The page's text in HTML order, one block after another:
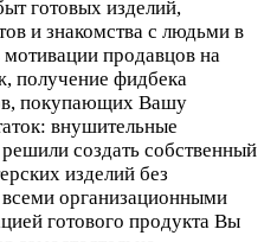
готовых изделий,
и знакомства с людьми в
продавцов на
получение фидбека
покупающих Вашу
внушительные
создать собственный
изделий без
организационными
готового продукта Вы